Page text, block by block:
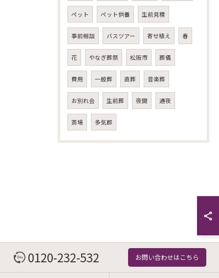
ペット ペット供養 生前見積
事前相談 バスツアー 寄せ植え 春
花 やなぎ葬祭 松阪市 葬儀
費用 一般葬 直葬 音楽葬
お別れ会 生前葬 夜間 通夜
斎場 多気郡
0120-232-532 お問い合わせはこちら